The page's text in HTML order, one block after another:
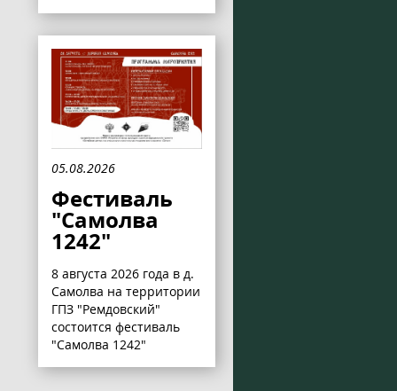
05.08.2026
Фестиваль
"Самолва
1242"
8 августа 2026 года в д.
Самолва на территории
ГПЗ "Ремдовский"
состоится фестиваль
"Самолва 1242"